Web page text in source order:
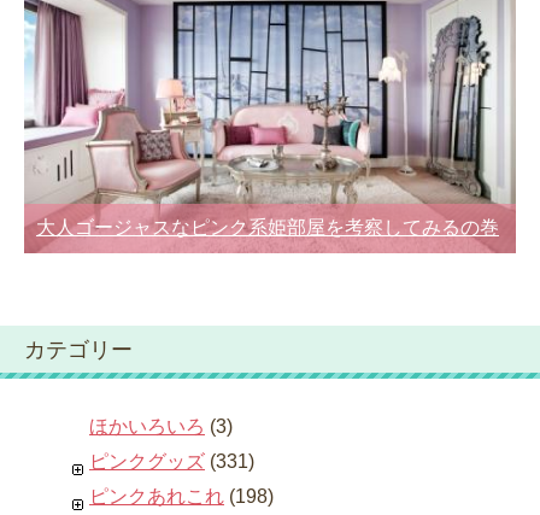
大人ゴージャスなピンク系姫部屋を考察してみるの巻
カテゴリー
ほかいろいろ (3)
ピンクグッズ (331)
ピンクあれこれ (198)